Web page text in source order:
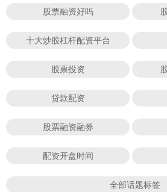
股票融资好吗
十大炒股杠杆配资平台
股票投资
贷款配资
股票融资融券
配资开盘时间
全部话题标签